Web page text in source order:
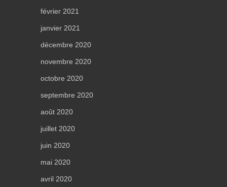
février 2021
janvier 2021
décembre 2020
novembre 2020
octobre 2020
septembre 2020
août 2020
juillet 2020
juin 2020
mai 2020
avril 2020